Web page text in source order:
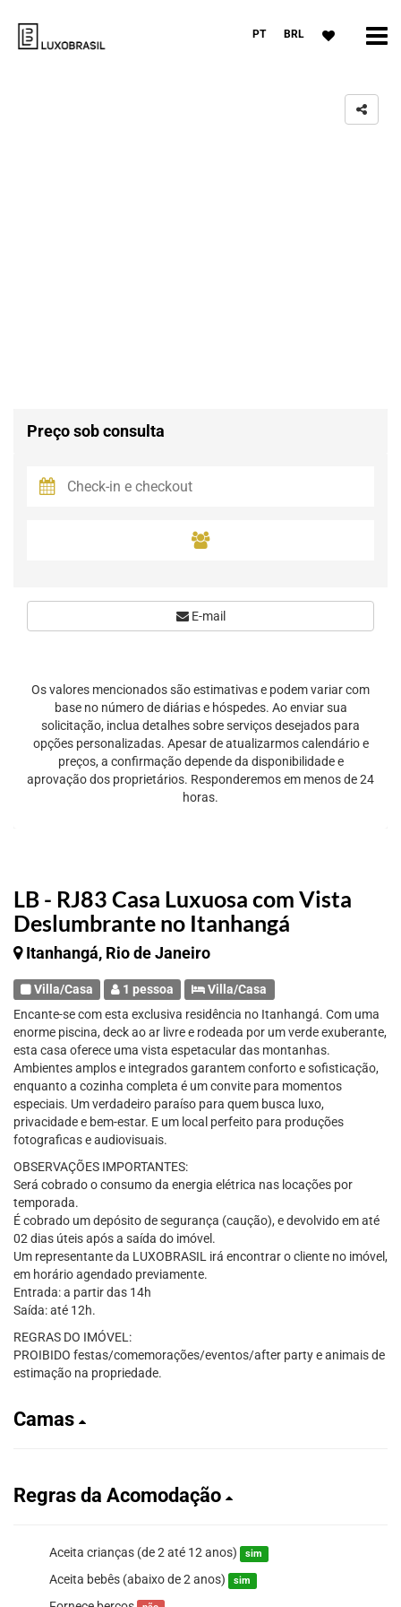
PT BRL
LB - RJ83 Casa Luxuosa com Vista
Deslumbrante no Itanhangá
Itanhangá, Rio de Janeiro
Villa/Casa 1 pessoa
Villa/Casa
Encante-se com esta exclusiva residência no Itanhangá. Com uma
enorme piscina, deck ao ar livre e rodeada por um verde exuberante,
esta casa oferece uma vista espetacular das montanhas.
Ambientes amplos e integrados garantem conforto e sofisticação,
enquanto a cozinha completa é um convite para momentos
especiais. Um verdadeiro paraíso para quem busca luxo,
privacidade e bem-estar. E um local perfeito para produções
fotograficas e audiovisuais.
OBSERVAÇÕES IMPORTANTES:
Será cobrado o consumo da energia elétrica nas locações por
temporada.
É cobrado um depósito de segurança (caução), e devolvido em até
02 dias úteis após a saída do imóvel.
Um representante da LUXOBRASIL irá encontrar o cliente no imóvel,
em horário agendado previamente.
Entrada: a partir das 14h
Saída: até 12h.
REGRAS DO IMÓVEL:
PROIBIDO festas/comemorações/eventos/after party e animais de
estimação na propriedade.
Camas
Regras da Acomodação
Aceita crianças (de 2 até 12 anos) sim
Aceita bebês (abaixo de 2 anos) sim
Preço sob consulta
E-mail
Os valores mencionados são estimativas e podem variar com
base no número de diárias e hóspedes. Ao enviar sua
solicitação, inclua detalhes sobre serviços desejados para
opções personalizadas. Apesar de atualizarmos calendário e
preços, a confirmação depende da disponibilidade e
aprovação dos proprietários. Responderemos em menos de 24
horas.